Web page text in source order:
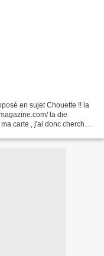
en sujet Chouette !! la
la die
carte , j'ai donc cherché !